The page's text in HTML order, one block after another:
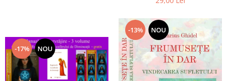
-17% NOU
-13% NOU